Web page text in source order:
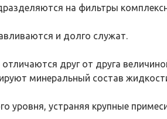
на фильтры
и долго служат.
друг от друга
минеральный состав
уровня, устраняя крупные